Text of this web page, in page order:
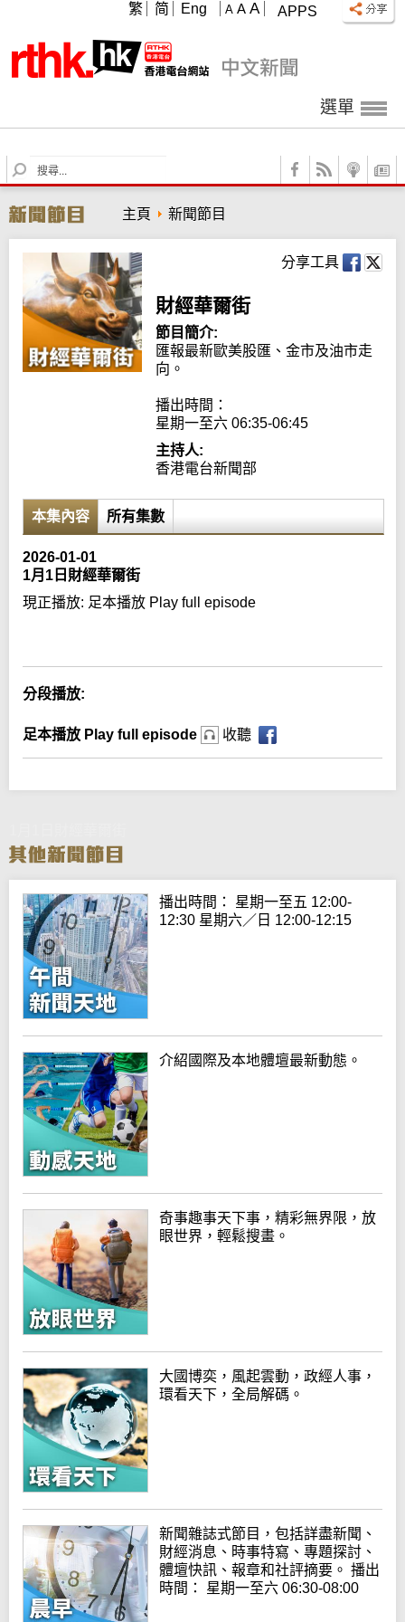
APPS
A A A
繁 简 Eng
選單
S
e
r
c
h
主頁 新聞節目
分享工具
財經華爾街
節目簡介:
匯報最新歐美股匯、金市及油市走
向。
播出時間：
星期一至六 06:35-06:45
主持人:
香港電台新聞部
本集內容 所有集數
2026-01-01
1月1日財經華爾街
現正播放: 足本播放 Play full episode
分段播放:
足本播放 Play full episode 收聽
播出時間： 星期一至五 12:00-
12:30 星期六／日 12:00-12:15
介紹國際及本地體壇最新動態。
奇事趣事天下事，精彩無界限，放
眼世界，輕鬆搜畫。
大國博奕，風起雲動，政經人事，
環看天下，全局解碼。
新聞雜誌式節目，包括詳盡新聞、
財經消息、時事特寫、專題探討、
體壇快訊、報章和社評摘要。 播出
時間： 星期一至六 06:30-08:00